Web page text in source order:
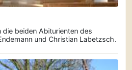
beiden Abiturienten des
und Christian Labetzsch.